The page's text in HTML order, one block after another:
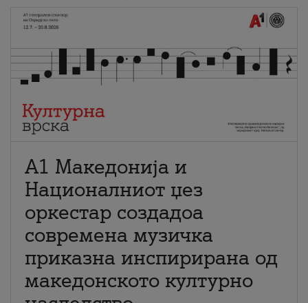
А1 Македонија и
Националниот џез
оркестар создадоа
современа музичка
приказна инспирирана од
македонското културно